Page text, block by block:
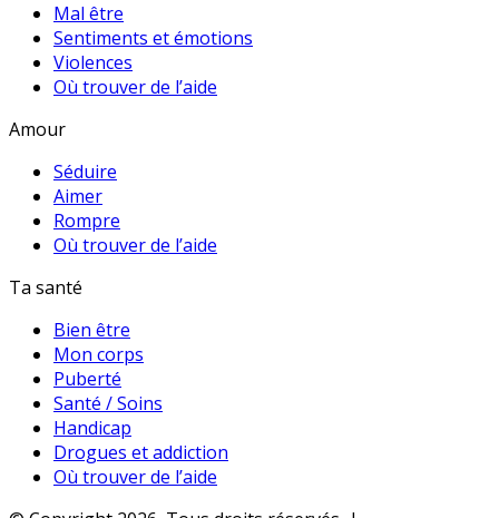
Mal être
Sentiments et émotions
Violences
Où trouver de l’aide
Amour
Séduire
Aimer
Rompre
Où trouver de l’aide
Ta santé
Bien être
Mon corps
Puberté
Santé / Soins
Handicap
Drogues et addiction
Où trouver de l’aide